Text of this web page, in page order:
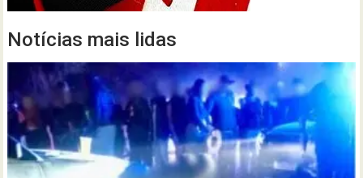
Notícias mais lidas